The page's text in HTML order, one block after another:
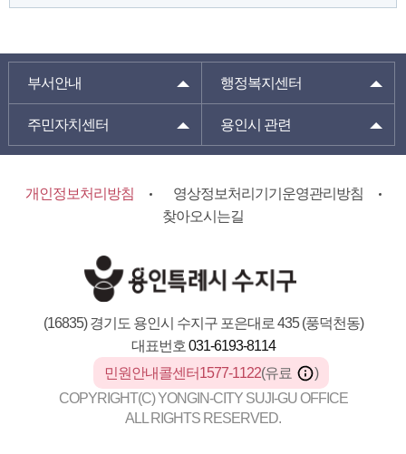
부서안내 행정복지센터
주민자치센터 용인시 관련
개인정보처리방침
영상정보처리기기운영관리방침
찾아오시는길
(16835) 경기도 용인시 수지구 포은대로 435 (풍덕천동)
대표번호 031-6193-8114
민원안내콜센터1577-1122(유료
)
COPYRIGHT(C) YONGIN-CITY SUJI-GU OFFICE
ALL RIGHTS RESERVED.